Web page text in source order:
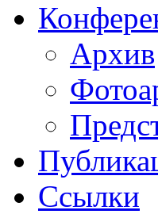
Архив
Ссылки